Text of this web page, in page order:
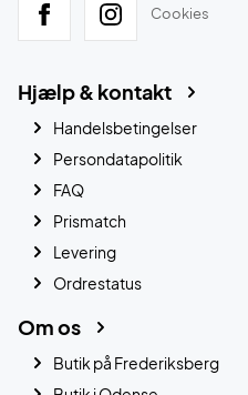
Cookies
Hjælp & kontakt
Handelsbetingelser
Persondatapolitik
FAQ
Prismatch
Levering
Ordrestatus
Om os
Butik på Frederiksberg